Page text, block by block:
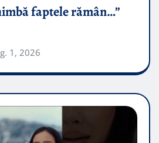
faptele rămân…”
1, 2026